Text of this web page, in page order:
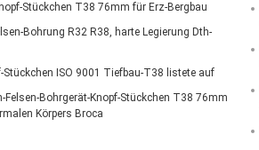
Stückchen T38 76mm für Erz-Bergbau
Bohrung R32 R38, harte Legierung Dth-
Stückchen ISO 9001 Tiefbau-T38 listete auf
Felsen-Bohrgerät-Knopf-Stückchen T38 76mm
Körpers Broca